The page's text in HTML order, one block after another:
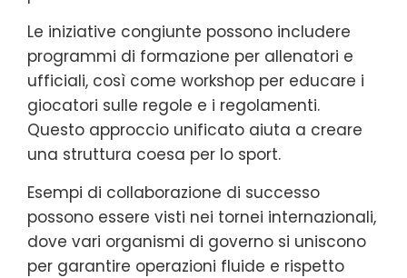
Le iniziative congiunte possono includere
programmi di formazione per allenatori e
ufficiali, così come workshop per educare i
giocatori sulle regole e i regolamenti.
Questo approccio unificato aiuta a creare
una struttura coesa per lo sport.
Esempi di collaborazione di successo
possono essere visti nei tornei internazionali,
dove vari organismi di governo si uniscono
per garantire operazioni fluide e rispetto